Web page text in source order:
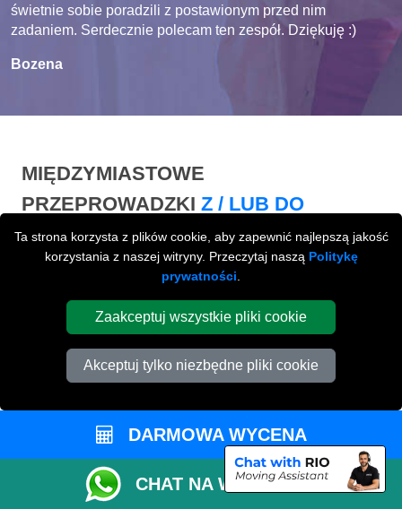
Ta strona korzysta z plików cookie, aby zapewnić najlepszą jakość
korzystania z naszej witryny. Przeczytaj naszą Politykę
prywatności
Zaakceptuj wszystkie pliki cookie
Akceptuj tylko niezbędne pliki cookie
świetnie sobie poradzili z postawionym przed nim
zadaniem. Serdecznie polecam ten zespół. Dziękuję :)
Bozena
MIĘDZYMIASTOWE
PRZEPROWADZKI Z / LUB DO
PETERBOROUGH
przeprowadzki z / lub do
DARMOWA WYCENA
CHAT NA WHATSAPP